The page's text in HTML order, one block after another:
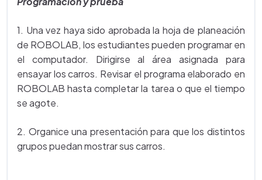
1. Una vez haya sido aprobada la hoja de planeación
de ROBOLAB, los estudiantes pueden programar en
el computador. Dirigirse al área asignada para
ensayar los carros. Revisar el programa elaborado en
ROBOLAB hasta completar la tarea o que el tiempo
se agote.
2. Organice una presentación para que los distintos
grupos puedan mostrar sus carros.